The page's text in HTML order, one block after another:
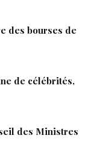
des bourses de
de célébrités,
des Ministres